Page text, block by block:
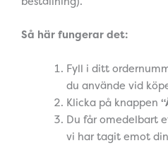
Så här fungerar det:
Fyll i ditt
du använde vid
Klicka på knappen
Du får omedelbart
vi har tagit emot